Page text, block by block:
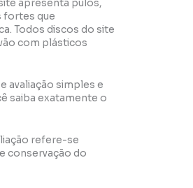
apresenta pulos,
fortes que
Todos discos do site
com plásticos
avaliação simples e
saiba exatamente o
refere-se
conservação do